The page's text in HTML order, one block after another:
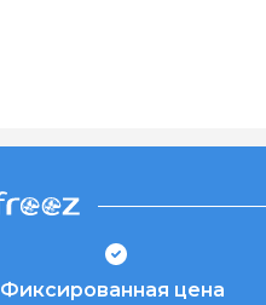
Фиксированная цена